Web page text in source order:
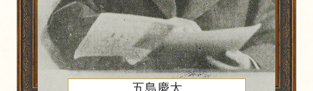
五島慶太